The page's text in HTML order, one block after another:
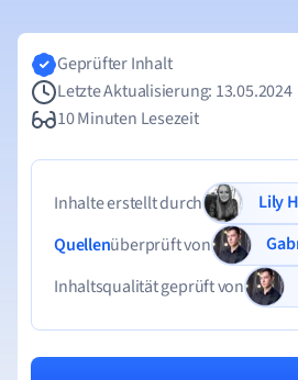
Geprüfter Inhalt
Letzte Aktualisierung: 13.05.2024
10 Minuten Lesezeit
Inhalte erstellt durch
Quellenüberprüft von
Inhaltsqualität geprüft von